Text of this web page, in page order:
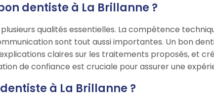
dentiste à La Brillanne ?
qualités essentielles. La compétence
sont tout aussi importantes. Un bon
claires sur les traitements proposés, et
de confiance est cruciale pour assurer une
à La Brillanne ?